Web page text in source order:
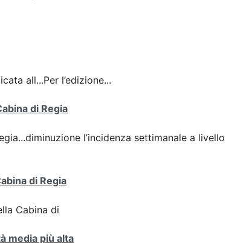
all...Per l’edizione...
di Regia
l’incidenza settimanale a livello
di Regia
Cabina di
media più alta